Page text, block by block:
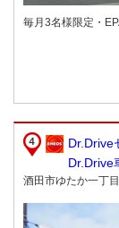
毎月3名様限定・
Dr.Drive
Dr.Drive
酒田市ゆたか一丁